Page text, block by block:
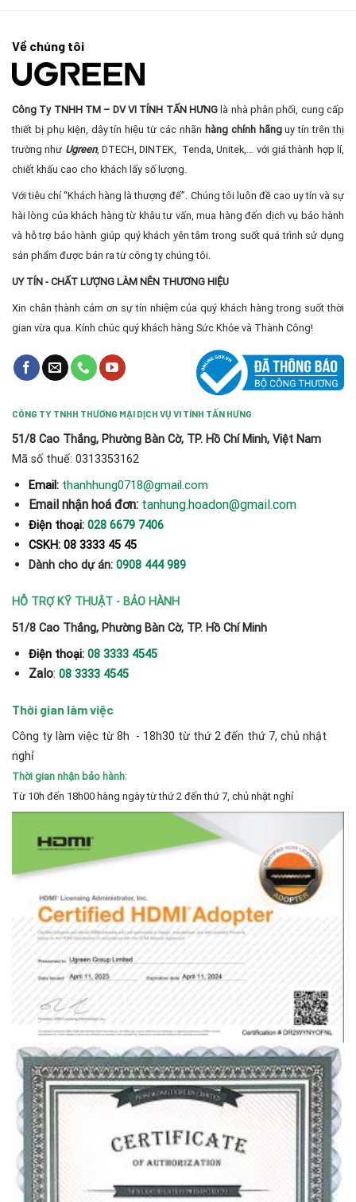
Về chúng tôi
Công Ty TNHH TM – DV VI TÍNH TẤN HƯNG là nhà phân phối, cung cấp
thiết bị phụ kiện, dây tín hiệu từ các nhãn hàng chính hãnguy tín trên thị
trường như Ugreen, DTECH, DINTEK, Tenda, Unitek,… với giá thành hợp lí,
chiết khấu cao cho khách lấy số lượng.
Với tiêu chí “Khách hàng là thượng đế”. Chúng tôi luôn đề cao uy tín và sự
hài lòng của khách hàng từ khâu tư vấn, mua hàng đến dịch vụ bảo hành
và hỗ trợ bảo hành giúp quý khách yên tâm trong suốt quá trình sử dụng
sản phẩm được bán ra từ công ty chúng tôi.
UY TÍN - CHẤT LƯỢNG LÀM NÊN THƯƠNG HIỆU
Xin chân thành cảm ơn sự tín nhiệm của quý khách hàng trong suốt thời
gian vừa qua. Kính chúc quý khách hàng Sức Khỏe và Thành Công!
CÔNG TY TNHH THƯƠNG MẠI DỊCH VỤ VI TÍNH TẤN HƯNG
51/8 Cao Thắng, Phường Bàn Cờ, TP. Hồ Chí Minh, Việt Nam
Mã số thuế: 0313353162
Email: thanhhung0718@gmail.com
Email nhận hoá đơn: tanhung.hoadon@gmail.com
Điện thoại: 028 6679 7406
CSKH: 08 3333 45 45
Dành cho dự án: 0908 444 989
HỖ TRỢ KỸ THUẬT - BẢO HÀNH
51/8 Cao Thắng, Phường Bàn Cờ, TP. Hồ Chí Minh
Điện thoại: 08 3333 4545
Zalo: 08 3333 4545
Thời gian làm việc
Công ty làm việc từ 8h - 18h30 từ thứ 2 đến thứ 7, chủ nhật
nghỉ
Thời gian nhận bảo hành:
Từ 10h đến 18h00 hàng ngày từ thứ 2 đến thứ 7, chủ nhật nghỉ